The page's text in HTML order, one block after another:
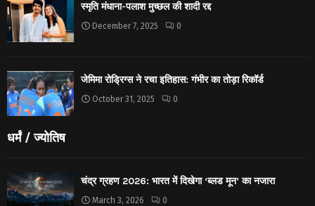
स्मृति मंधाना-पलाश मुच्छल की शादी रद्द
December 7, 2025 0
जेमिमा रोड्रिग्स ने रचा इतिहास: गंभीर का तोड़ा रिकॉर्ड
October 31, 2025 0
धर्मं / ज्योतिष
चंद्र ग्रहण 2026: भारत में दिखेगा ‘ब्लड मून’ का नजारा
March 3, 2026 0